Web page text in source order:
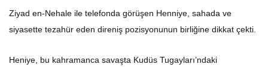
Ziyad en-Nehale ile telefonda görüşen Henniye, sahada ve
siyasette tezahür eden direniş pozisyonunun birliğine dikkat çekti.
Heniye, bu kahramanca savaşta Kudüs Tugayları’ndaki